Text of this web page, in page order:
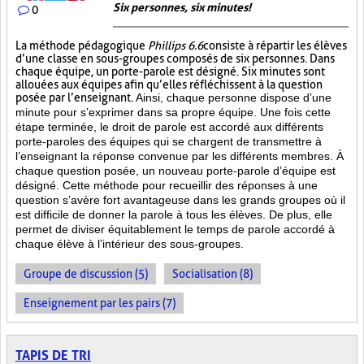
0 Six personnes, six minutes!
La méthode pédagogique Phillips 6.6consiste à répartir les élèves
d’une classe en sous-groupes composés de six personnes. Dans
chaque équipe, un porte-parole est désigné. Six minutes sont
allouées aux équipes afin qu’elles réfléchissent à la question
posée par l’enseignant. Ainsi, chaque personne dispose d’une
minute pour s’exprimer dans sa propre équipe. Une fois cette
étape terminée, le droit de parole est accordé aux différents
porte-paroles des équipes qui se chargent de transmettre à
l’enseignant la réponse convenue par les différents membres. À
chaque question posée, un nouveau porte-parole d’équipe est
désigné. Cette méthode pour recueillir des réponses à une
question s’avère fort avantageuse dans les grands groupes où il
est difficile de donner la parole à tous les élèves. De plus, elle
permet de diviser équitablement le temps de parole accordé à
chaque élève à l’intérieur des sous-groupes.
Groupe de discussion (5) Socialisation (8)
Enseignement par les pairs (7)
TAPIS DE TRI